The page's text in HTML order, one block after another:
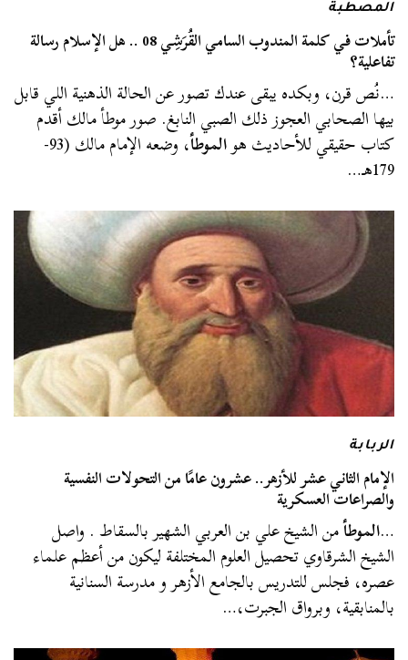
المصطبة
تأملات في كلمة المندوب السامي القُرَشِي 08 .. هل الإسلام رسالة
تفاعلية؟
…نُص قرن، وبكده يبقى عندك تصور عن الحالة الذهنية اللي قابل
بيها الصحابي العجوز ذلك الصبي النابغ. صور موطأ مالك أقدم
كتاب حقيقي للأحاديث هوالموطأ ، وضعه الإمام مالك (93-
179هـ…
الربابة
الإمام الثاني عشر للأزهر.. عشرون عامًا من التحولات النفسية
والصراعات العسكرية
…الموطأمن الشيخ علي بن العربي الشهير بالسقاط . واصل
الشيخ الشرقاوي تحصيل العلوم المختلفة ليكون من أعظم علماء
عصره، فجلس للتدريس بالجامع الأزهر و مدرسة السنانية
بالمنابقية، وبرواق الجبرت،…